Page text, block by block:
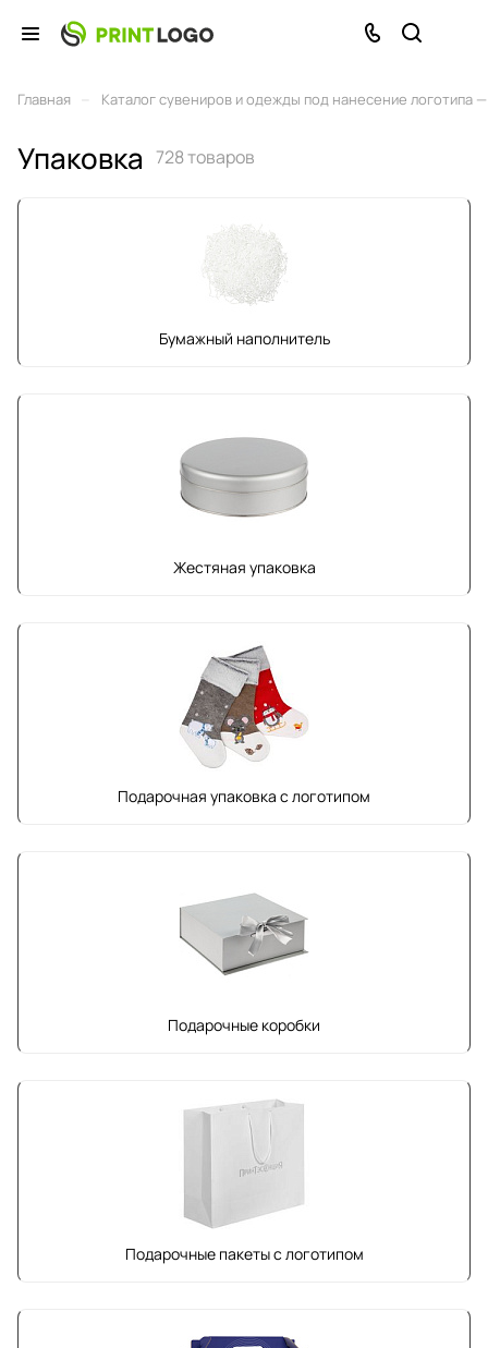
Главная Каталог сувениров и одежды под нанесение логотипа
Упаковка 728 товаров
Бумажный наполнитель
Жестяная упаковка
Подарочная упаковка с логотипом
Подарочные коробки
Подарочные пакеты с логотипом